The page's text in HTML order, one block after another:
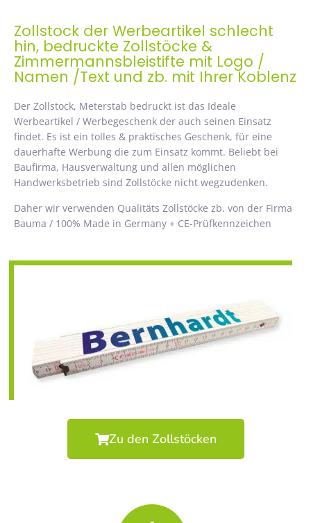
Zollstock der Werbeartikel schlecht
hin, bedruckte Zollstöcke &
Zimmermannsbleistifte mit Logo /
Namen /Text und zb. mit Ihrer Koblenz
Der Zollstock, Meterstab bedruckt ist das Ideale
Werbeartikel / Werbegeschenk der auch seinen Einsatz
findet. Es ist ein tolles & praktisches Geschenk, für eine
dauerhafte Werbung die zum Einsatz kommt. Beliebt bei
Baufirma, Hausverwaltung und allen möglichen
Handwerksbetrieb sind Zollstöcke nicht wegzudenken.
Daher wir verwenden Qualitäts Zollstöcke zb. von der Firma
Bauma / 100% Made in Germany + CE-Prüfkennzeichen
Zu den Zollstöcken